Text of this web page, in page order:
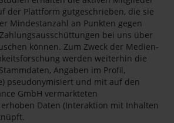
der Plattform gutgeschrieben, die sie
Mindestanzahl an Punkten gegen
bei uns über
können. Zum Zweck der Medien-
werden weiterhin die
Angaben im Profil,
pseudonymisiert und mit auf den
GmbH vermarkteten
Daten (Interaktion mit Inhalten